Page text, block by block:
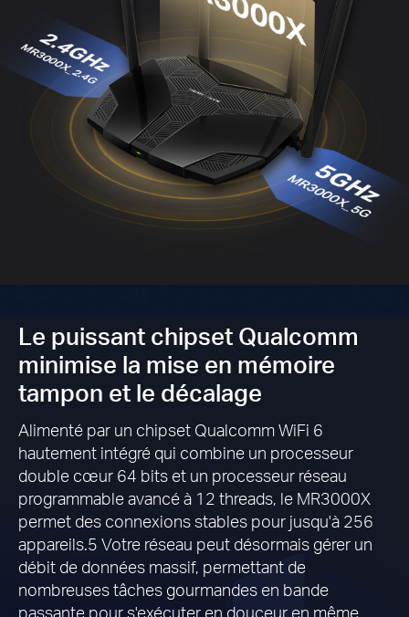
Le puissant chipset Qualcomm
minimise la mise en mémoire
tampon et le décalage
Alimenté par un chipset Qualcomm WiFi 6
hautement intégré qui combine un processeur
double cœur 64 bits et un processeur réseau
programmable avancé à 12 threads, le MR3000X
permet des connexions stables pour jusqu'à 256
appareils.5 Votre réseau peut désormais gérer un
débit de données massif, permettant de
nombreuses tâches gourmandes en bande
passante pour s'exécuter en douceur en même